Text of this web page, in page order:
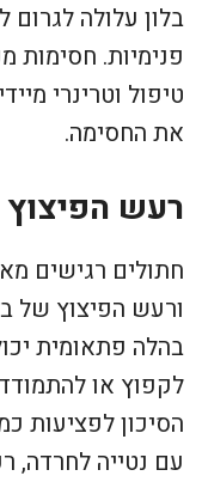
בלון עלולה
פנימיות. חסימות
טיפול וטרינרי
את החסימה.
רעש הפיצוץ
חתולים רגישים
ורעש הפיצוץ של
בהלה פתאומית
לקפוץ או
הסיכון לפציעות
עם נטייה לחרדה,